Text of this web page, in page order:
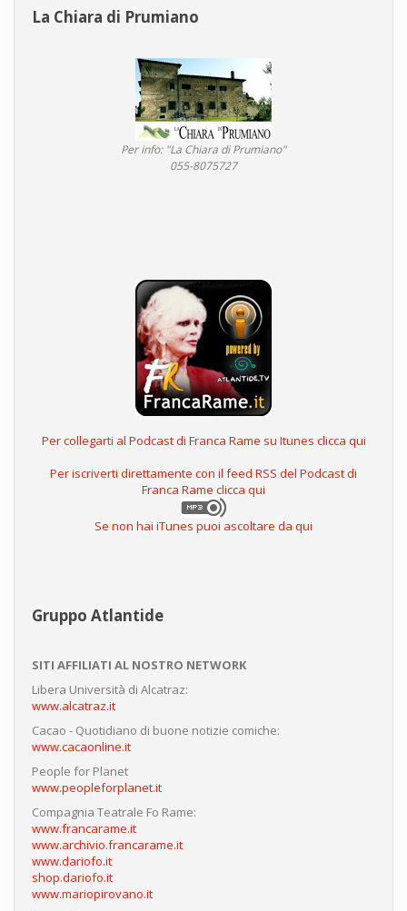
La Chiara di Prumiano
Per info: "La Chiara di Prumiano"
055-8075727
Per collegarti al Podcast di Franca Rame su Itunes clicca qui
Per iscriverti direttamente con il feed RSS del Podcast di
Franca Rame clicca qui
Se non hai iTunes puoi ascoltare da qui
Gruppo Atlantide
SITI AFFILIATI AL NOSTRO NETWORK
Libera Università di Alcatraz:
www.alcatraz.it
Cacao - Quotidiano di buone notizie comiche:
www.cacaonline.it
People for Planet
www.peopleforplanet.it
Compagnia Teatrale Fo Rame:
www.francarame.it
www.archivio.francarame.it
www.dariofo.it
shop.dariofo.it
www.mariopirovano.it